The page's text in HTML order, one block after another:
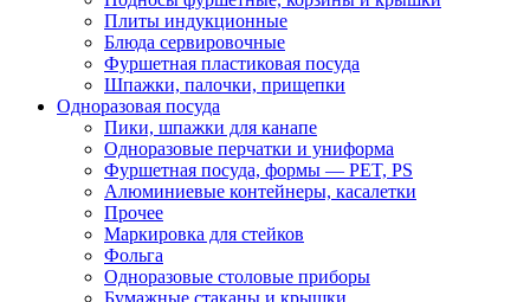
Плиты индукционные
Блюда сервировочные
Фуршетная пластиковая посуда
Шпажки, палочки, прищепки
Одноразовая посуда
Пики, шпажки для канапе
Одноразовые перчатки и униформа
Фуршетная посуда, формы — PET, PS
Алюминиевые контейнеры, касалетки
Прочее
Маркировка для стейков
Фольга
Одноразовые столовые приборы
Бумажные стаканы и крышки